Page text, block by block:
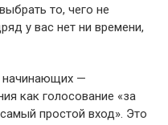
то, чего не
у вас нет ни времени,
начинающих —
как голосование «за
простой вход». Это